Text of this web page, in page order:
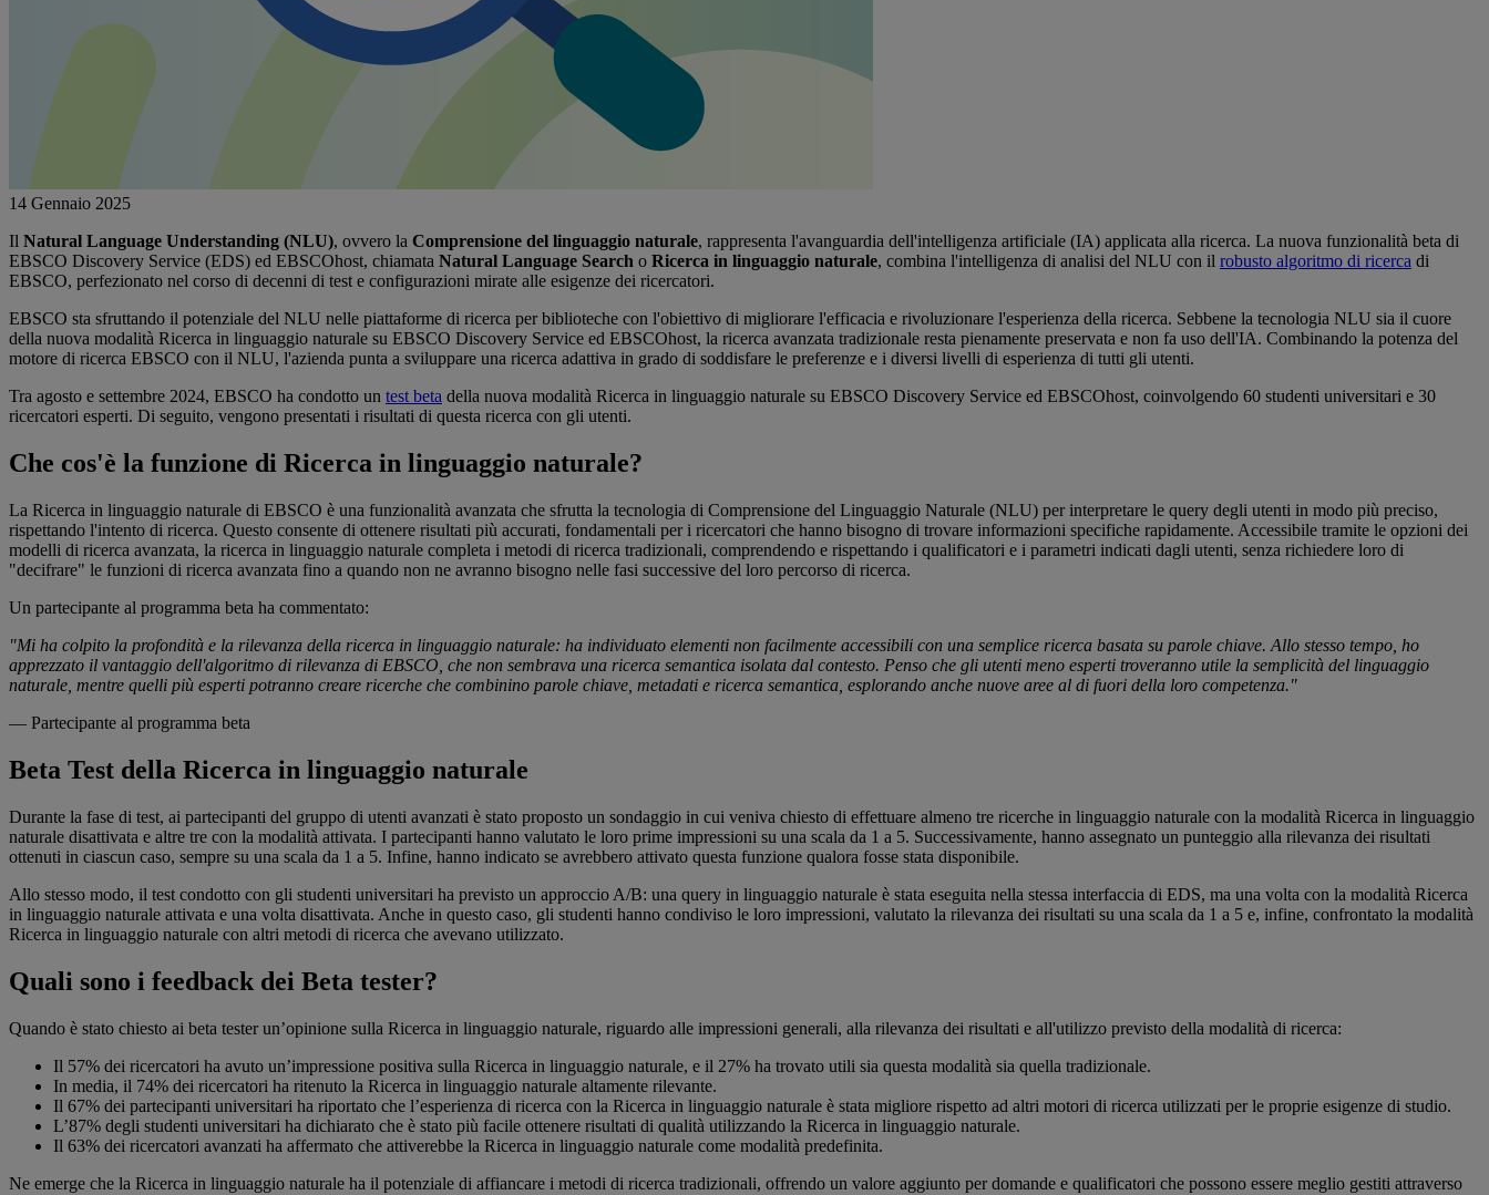
14 Gennaio 2025
Il Natural Language Understanding (NLU), ovvero la Comprensione del linguaggio naturale, rappresenta l'avanguardia dell'intelligenza artificiale (IA) applicata alla ricerca. La nuova funzionalità beta di
EBSCO Discovery Service (EDS) ed EBSCOhost, chiamata Natural Language Search o Ricerca in linguaggio naturale, combina l'intelligenza di analisi del NLU con il robusto algoritmo di ricerca di
EBSCO, perfezionato nel corso di decenni di test e configurazioni mirate alle esigenze dei ricercatori.
EBSCO sta sfruttando il potenziale del NLU nelle piattaforme di ricerca per biblioteche con l'obiettivo di migliorare l'efficacia e rivoluzionare l'esperienza della ricerca. Sebbene la tecnologia NLU sia il cuore
della nuova modalità Ricerca in linguaggio naturale su EBSCO Discovery Service ed EBSCOhost, la ricerca avanzata tradizionale resta pienamente preservata e non fa uso dell'IA. Combinando la potenza del
motore di ricerca EBSCO con il NLU, l'azienda punta a sviluppare una ricerca adattiva in grado di soddisfare le preferenze e i diversi livelli di esperienza di tutti gli utenti.
Tra agosto e settembre 2024, EBSCO ha condotto un test beta della nuova modalità Ricerca in linguaggio naturale su EBSCO Discovery Service ed EBSCOhost, coinvolgendo 60 studenti universitari e 30
ricercatori esperti. Di seguito, vengono presentati i risultati di questa ricerca con gli utenti.
Che cos'è la funzione di Ricerca in linguaggio naturale?
La Ricerca in linguaggio naturale di EBSCO è una funzionalità avanzata che sfrutta la tecnologia di Comprensione del Linguaggio Naturale (NLU) per interpretare le query degli utenti in modo più preciso,
rispettando l'intento di ricerca. Questo consente di ottenere risultati più accurati, fondamentali per i ricercatori che hanno bisogno di trovare informazioni specifiche rapidamente. Accessibile tramite le opzioni dei
modelli di ricerca avanzata, la ricerca in linguaggio naturale completa i metodi di ricerca tradizionali, comprendendo e rispettando i qualificatori e i parametri indicati dagli utenti, senza richiedere loro di
"decifrare" le funzioni di ricerca avanzata fino a quando non ne avranno bisogno nelle fasi successive del loro percorso di ricerca.
Un partecipante al programma beta ha commentato:
"Mi ha colpito la profondità e la rilevanza della ricerca in linguaggio naturale: ha individuato elementi non facilmente accessibili con una semplice ricerca basata su parole chiave. Allo stesso tempo, ho
apprezzato il vantaggio dell'algoritmo di rilevanza di EBSCO, che non sembrava una ricerca semantica isolata dal contesto. Penso che gli utenti meno esperti troveranno utile la semplicità del linguaggio
naturale, mentre quelli più esperti potranno creare ricerche che combinino parole chiave, metadati e ricerca semantica, esplorando anche nuove aree al di fuori della loro competenza."
— Partecipante al programma beta
Beta Test della Ricerca in linguaggio naturale
Durante la fase di test, ai partecipanti del gruppo di utenti avanzati è stato proposto un sondaggio in cui veniva chiesto di effettuare almeno tre ricerche in linguaggio naturale con la modalità Ricerca in linguaggio
naturale disattivata e altre tre con la modalità attivata. I partecipanti hanno valutato le loro prime impressioni su una scala da 1 a 5. Successivamente, hanno assegnato un punteggio alla rilevanza dei risultati
ottenuti in ciascun caso, sempre su una scala da 1 a 5. Infine, hanno indicato se avrebbero attivato questa funzione qualora fosse stata disponibile.
Allo stesso modo, il test condotto con gli studenti universitari ha previsto un approccio A/B: una query in linguaggio naturale è stata eseguita nella stessa interfaccia di EDS, ma una volta con la modalità Ricerca
in linguaggio naturale attivata e una volta disattivata. Anche in questo caso, gli studenti hanno condiviso le loro impressioni, valutato la rilevanza dei risultati su una scala da 1 a 5 e, infine, confrontato la modalità
Ricerca in linguaggio naturale con altri metodi di ricerca che avevano utilizzato.
Quali sono i feedback dei Beta tester?
Quando è stato chiesto ai beta tester un’opinione sulla Ricerca in linguaggio naturale, riguardo alle impressioni generali, alla rilevanza dei risultati e all'utilizzo previsto della modalità di ricerca:
Il 57% dei ricercatori ha avuto un’impressione positiva sulla Ricerca in linguaggio naturale, e il 27% ha trovato utili sia questa modalità sia quella tradizionale.
In media, il 74% dei ricercatori ha ritenuto la Ricerca in linguaggio naturale altamente rilevante.
Il 67% dei partecipanti universitari ha riportato che l’esperienza di ricerca con la Ricerca in linguaggio naturale è stata migliore rispetto ad altri motori di ricerca utilizzati per le proprie esigenze di studio.
L’87% degli studenti universitari ha dichiarato che è stato più facile ottenere risultati di qualità utilizzando la Ricerca in linguaggio naturale.
Il 63% dei ricercatori avanzati ha affermato che attiverebbe la Ricerca in linguaggio naturale come modalità predefinita.
Ne emerge che la Ricerca in linguaggio naturale ha il potenziale di affiancare i metodi di ricerca tradizionali, offrendo un valore aggiunto per domande e qualificatori che possono essere meglio gestiti attraverso